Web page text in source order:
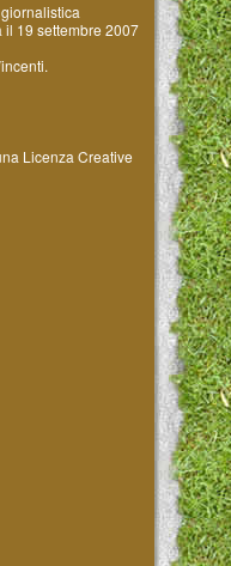
il 19 settembre 2007
Licenza Creative